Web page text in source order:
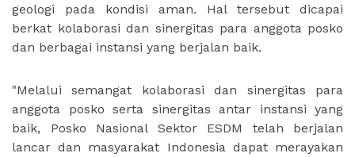
geologi pada kondisi aman. Hal tersebut dicapai
berkat kolaborasi dan sinergitas para anggota posko
dan berbagai instansi yang berjalan baik.
"Melalui semangat kolaborasi dan sinergitas para
anggota posko serta sinergitas antar instansi yang
baik, Posko Nasional Sektor ESDM telah berjalan
lancar dan masyarakat Indonesia dapat merayakan